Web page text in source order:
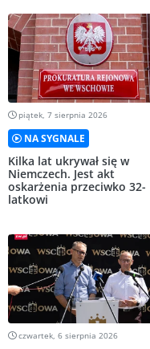
piątek, 7 sierpnia 2026
NA SYGNALE
Kilka lat ukrywał się w
Niemczech. Jest akt
oskarżenia przeciwko 32-
latkowi
czwartek, 6 sierpnia 2026